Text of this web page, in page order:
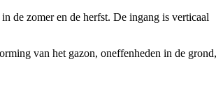
de zomer en de herfst. De ingang is verticaal
van het gazon, oneffenheden in de grond,